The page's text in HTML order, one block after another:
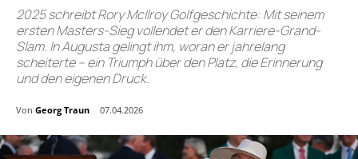
2025 schreibt Rory McIlroy Golfgeschichte: Mit seinem
ersten Masters-Sieg vollendet er den Karriere-Grand-
Slam. In Augusta gelingt ihm, woran er jahrelang
scheiterte – ein Triumph über den Platz, die Erinnerung
und den eigenen Druck.
Von Georg Traun 07.04.2026